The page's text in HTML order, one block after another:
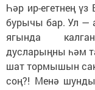
Һәр ир-егетнең
бурычы бар. Ул —
ягында
дусларыңны һәм
шат тормышын
соң?! Менә